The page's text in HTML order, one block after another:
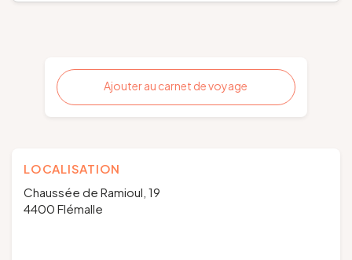
Ajouter au carnet de voyage
LOCALISATION
Chaussée de Ramioul, 19
4400 Flémalle